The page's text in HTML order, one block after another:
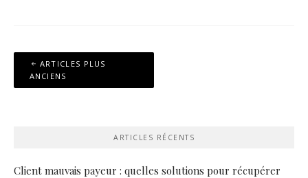
Navigation
des
ARTICLES PLUS
ANCIENS
ARTICLES RÉCENTS
Client mauvais payeur : quelles solutions pour récupérer